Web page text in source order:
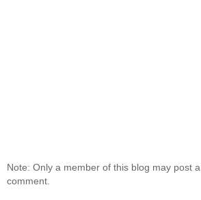
Note: Only a member of this blog may post a
comment.